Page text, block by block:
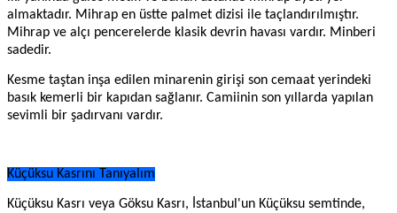
almaktadır. Mihrap en üstte palmet dizisi ile taçlandırılmıştır.
Mihrap ve alçı pencerelerde klasik devrin havası vardır. Minberi
sadedir.
Kesme taştan inşa edilen minarenin girişi son cemaat yerindeki
basık kemerli bir kapıdan sağlanır. Camiinin son yıllarda yapılan
sevimli bir şadırvanı vardır.
Küçüksu Kasrını Tanıyalım
Küçüksu Kasrı veya Göksu Kasrı, İstanbul'un Küçüksu semtinde,